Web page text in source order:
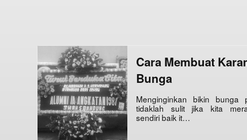
Cara Membuat
Bunga
Menginginkan bikin bunga
tidaklah sulit jika kita
sendiri baik it…